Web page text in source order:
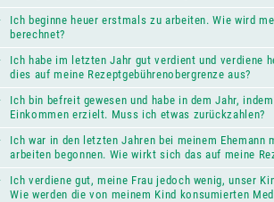
Ich beginne heuer erstmals zu arbeiten. Wie wird
berechnet?
Ich habe im letzten Jahr gut verdient und verdiene
dies auf meine Rezeptgebührenobergrenze aus?
Ich bin befreit gewesen und habe in dem Jahr,
Einkommen erzielt. Muss ich etwas zurückzahlen?
Ich war in den letzten Jahren bei meinem Ehemann
arbeiten begonnen. Wie wirkt sich das auf meine
Ich verdiene gut, meine Frau jedoch wenig, unser
Wie werden die von meinem Kind konsumierten